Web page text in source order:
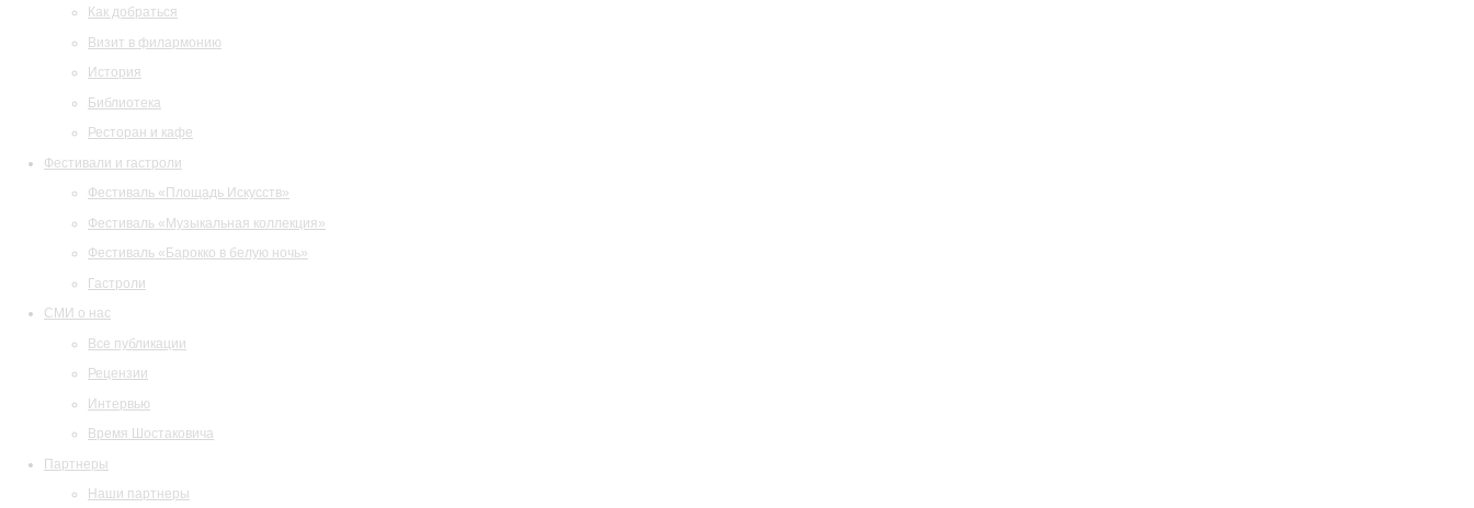
Как добраться
Визит в филармонию
История
Библиотека
Ресторан и кафе
Фестивали и гастроли
Фестиваль «Площадь Искусств»
Фестиваль «Музыкальная коллекция»
Фестиваль «Барокко в белую ночь»
Гастроли
СМИ о нас
Все публикации
Рецензии
Интервью
Время Шостаковича
Партнеры
Наши партнеры